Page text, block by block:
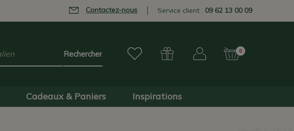
Contactez-nous Service client : 09 62 13 00 09
0
Cadeaux & Paniers Inspirations